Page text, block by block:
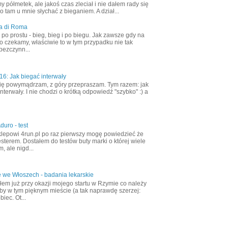
półmetek, ale jakoś czas zleciał i nie dałem rady się
u mnie słychać z bieganiem. A dział...
di Roma
po prostu - bieg, bieg i po biegu. Jak zawsze gdy na
czekamy, właściwie to w tym przypadku nie tak
Jak biegać interwały
powymądrzam, z góry przepraszam. Tym razem: jak
I nie chodzi o krótką odpowiedź "szybko" :) a
- test
4run.pl po raz pierwszy mogę powiedzieć że
Dostałem do testów buty marki o której wiele
ale nigd...
we Włoszech - badania lekarskie
już przy okazji mojego startu w Rzymie co należy
w tym pięknym mieście (a tak naprawdę szerzej:
Ot...